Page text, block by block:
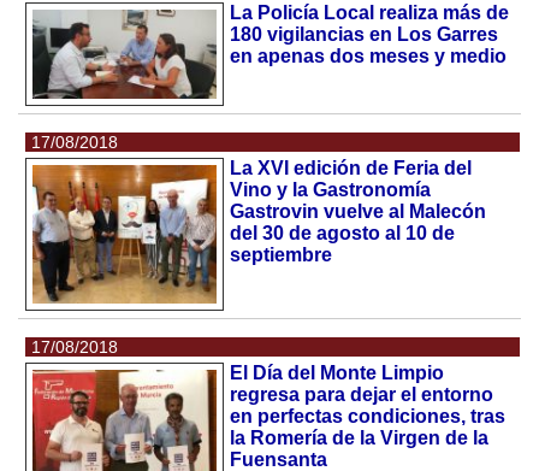
La Policía Local realiza más de
180 vigilancias en Los Garres
en apenas dos meses y medio
17/08/2018
La XVI edición de Feria del
Vino y la Gastronomía
Gastrovin vuelve al Malecón
del 30 de agosto al 10 de
septiembre
17/08/2018
El Día del Monte Limpio
regresa para dejar el entorno
en perfectas condiciones, tras
la Romería de la Virgen de la
Fuensanta